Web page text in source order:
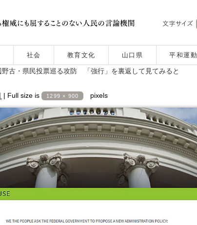
社会 教育文化 山口県 平和運動
古・県民投票巡る攻防 「強行」を裏返して見てみると
| Full size is 1299 × 900 pixels